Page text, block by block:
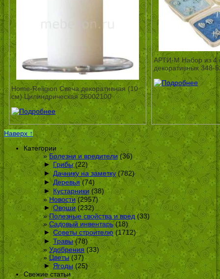
Home-Religion Свеча декоративная (10
см) Цилиндрическая 26002100
АРТИ-М Набор из 4
декоративных 348-
Наверх ↑
Категории
Болезни и вредители(36)
► Грибы(22)
► Дачнику на заметку(782)
► Деревья(74)
► Кустарники(38)
Новости(2957)
► Овощи(232)
Полезные свойства и вред(33)
Садовый инвентарь(18)
► Советы строителю(1712)
► Травы(78)
Удобрения (33)
Цветы(37)
► Ягоды(25)
Свежие статьи